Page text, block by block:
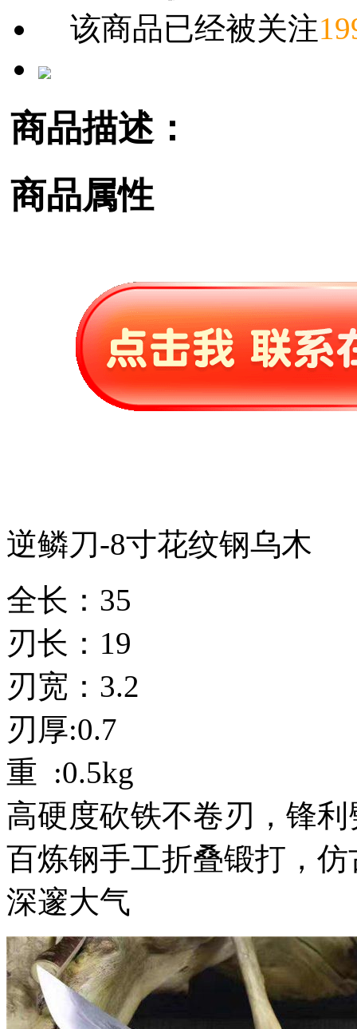
该商品已经被关注
商品描述：
商品属性
逆鳞刀-8寸花纹钢乌木
全长：35
刃长：19
刃宽：3.2
刃厚:0.7
重 :0.5kg
高硬度砍铁不卷刃，锋
百炼钢手工折叠锻打，
深邃大气